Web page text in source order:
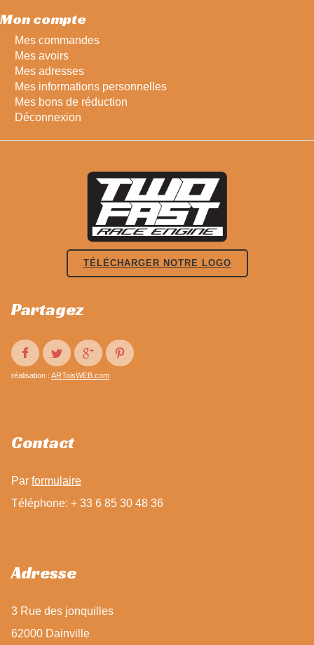
Mon compte
Mes commandes
Mes avoirs
Mes adresses
Mes informations personnelles
Mes bons de réduction
Déconnexion
TÉLÉCHARGER NOTRE LOGO
Partagez
réalisation : ARToisWEB.com
Contact
Par formulaire
Téléphone: + 33 6 85 30 48 36
Adresse
3 Rue des jonquilles
62000 Dainville